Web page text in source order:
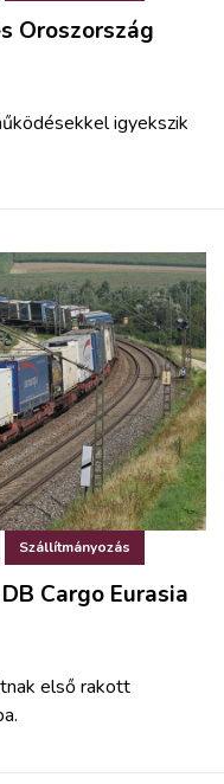
Oroszország
igyekszik
Szállítmányozás
Cargo Eurasia
első rakott